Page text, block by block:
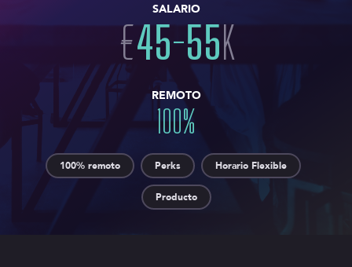
SALARIO
€45-55K
REMOTO
100%
100% remoto Perks Horario Flexible
Producto